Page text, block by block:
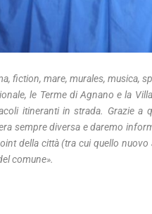
fiction, mare, murales, musica,
le Terme di Agnano e la
itineranti in strada. Grazie a
sempre diversa e daremo
della città (tra cui quello
comune».